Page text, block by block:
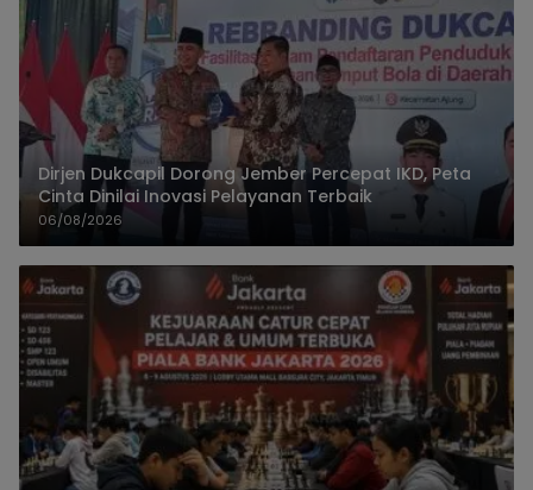
Dirjen Dukcapil Dorong Jember Percepat IKD, Peta
Cinta Dinilai Inovasi Pelayanan Terbaik
06/08/2026